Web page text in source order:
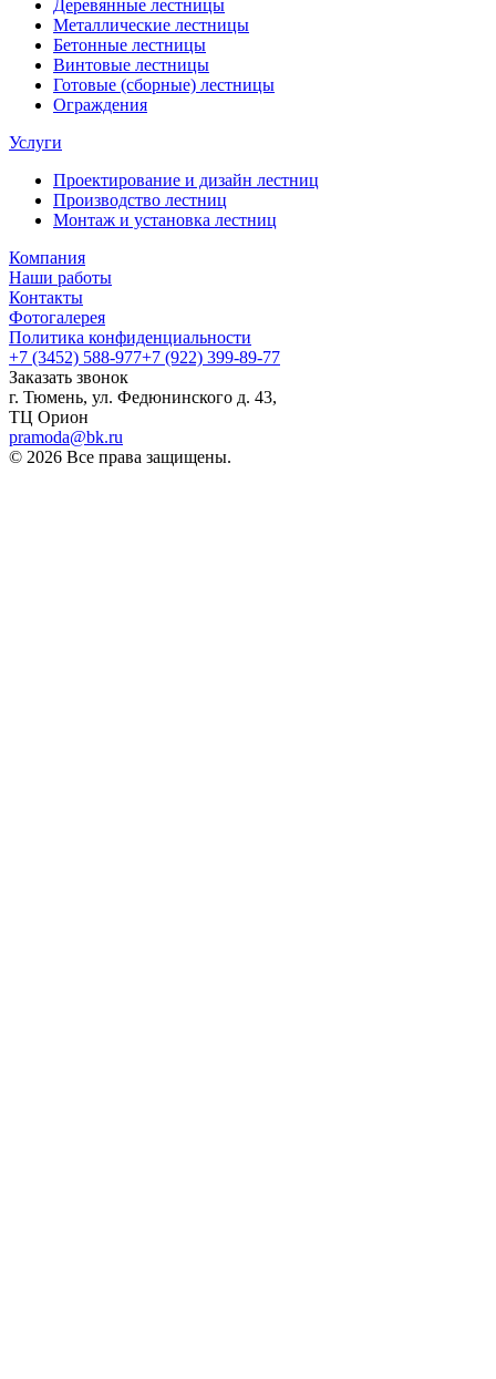
Деревянные лестницы
Металлические лестницы
Бетонные лестницы
Винтовые лестницы
Готовые (сборные) лестницы
Ограждения
Услуги
Проектирование и дизайн лестниц
Производство лестниц
Монтаж и установка лестниц
Компания
Наши работы
Контакты
Фотогалерея
Политика конфиденциальности
+7 (3452) 588-977+7 (922) 399-89-77
Заказать звонок
г. Тюмень, ул. Федюнинского д. 43,
ТЦ Орион
pramoda@bk.ru
© 2026 Все права защищены.